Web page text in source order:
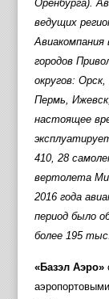
Оренбурга).
ведущих
Авиакомпания
городов
округов:
Пермь,
настоящее
410, 28
вертолета
2016 года
период было
более 195
«Базэл Аэро»